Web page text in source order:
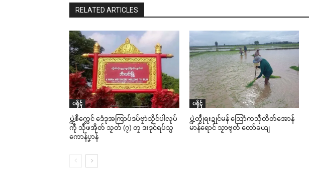
RELATED ARTICLES
ပရိုၚ်
ပ္ဍဲၜဳက္လေင် ဒေံဒုအကြာပ်ဒပ်ဗၠာဲသၟိင်ပါလုပ်
ကီု သီုဖအိုတ် သၟတ် (၇) တၠ ဒးဒုင်ရပ်သ္ပ
ကောန်ပၞာန်
ပရိုၚ်
ပ္ဍဲတွဵုရးဍုင်မန် သြောံကသီုတိတ်အောန်
မာန်ရောင် သၟာဗ္ၚတံ တော်ခယျ